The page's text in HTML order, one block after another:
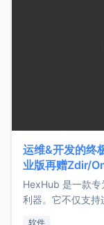
运维&开发的终
业版再赠Zdir/
HexHub 是一款
利器。它不仅支持
软件